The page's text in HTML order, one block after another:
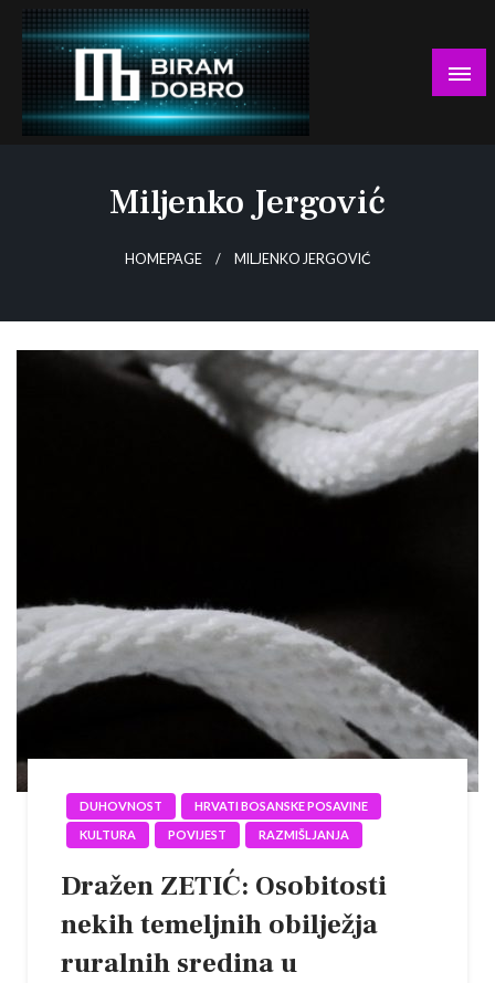
Skip
content
Miljenko Jergović
HOMEPAGE MILJENKO JERGOVIĆ
DUHOVNOST
HRVATI BOSANSKE POSAVINE
KULTURA
POVIJEST RAZMIŠLJANJA
Dražen ZETIĆ: Osobitosti
nekih temeljnih obilježja
ruralnih sredina u